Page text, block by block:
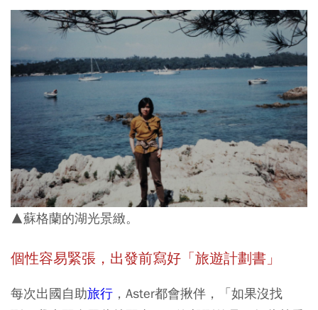
▲蘇格蘭的湖光景緻。
個性容易緊張，出發前寫好「旅遊計劃書」
每次出國自助旅行 ，Aster都會揪伴，「如果沒找